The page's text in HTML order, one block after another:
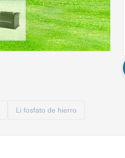
Li fosfato de hierro